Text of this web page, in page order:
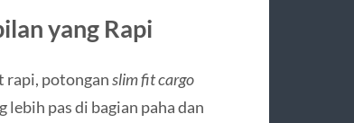
yang Rapi
rapi, potonganslim fit cargo
pas di bagian paha dan